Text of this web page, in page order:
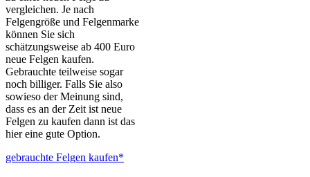
vergleichen. Je nach
Felgengröße und Felgenmarke
können Sie sich
schätzungsweise ab 400 Euro
neue Felgen kaufen.
Gebrauchte teilweise sogar
noch billiger. Falls Sie also
sowieso der Meinung sind,
dass es an der Zeit ist neue
Felgen zu kaufen dann ist das
hier eine gute Option.
gebrauchte Felgen kaufen*